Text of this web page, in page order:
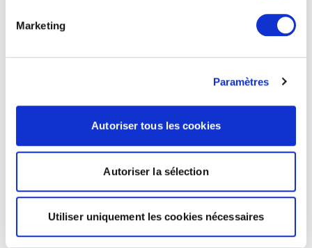
Marketing
Paramètres
Autoriser tous les cookies
Autoriser la sélection
Utiliser uniquement les cookies nécessaires